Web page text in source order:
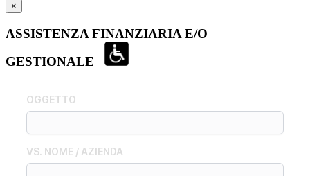
×
ASSISTENZA FINANZIARIA E/O
GESTIONALE